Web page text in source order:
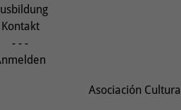
Kontakt
- - -
Asociación